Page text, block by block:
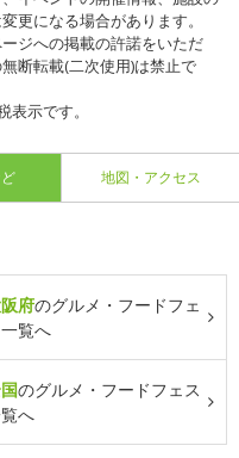
更になる場合があります。
ジへの掲載の許諾をいただ
断転載(二次使用)は禁止で
示です。
地図・アクセス
府のグルメ・フードフェ
覧へ
のグルメ・フードフェス
へ